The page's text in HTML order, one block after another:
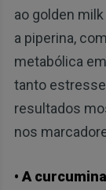
ao golden
a piperina,
metabólica
tanto
resultados
nos
• A